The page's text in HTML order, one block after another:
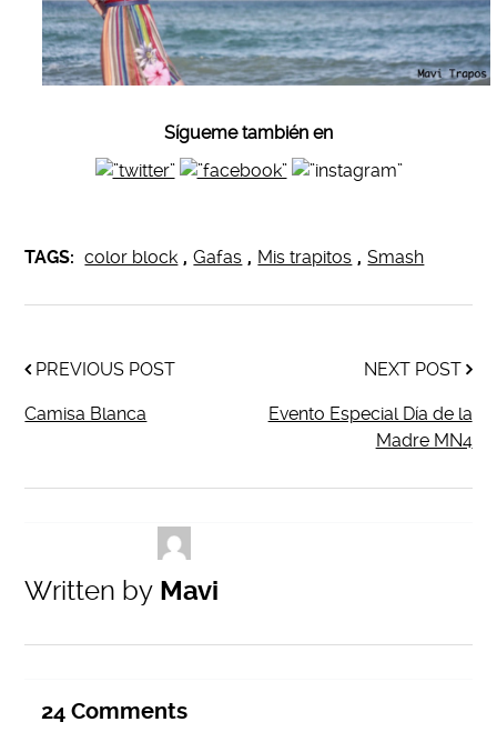
Sígueme también en
TAGS: color block , Gafas , Mis trapitos , Smash
PREVIOUS POST
Camisa Blanca
NEXT POST
Evento Especial Día de la
Madre MN4
Written by Mavi
24 Comments